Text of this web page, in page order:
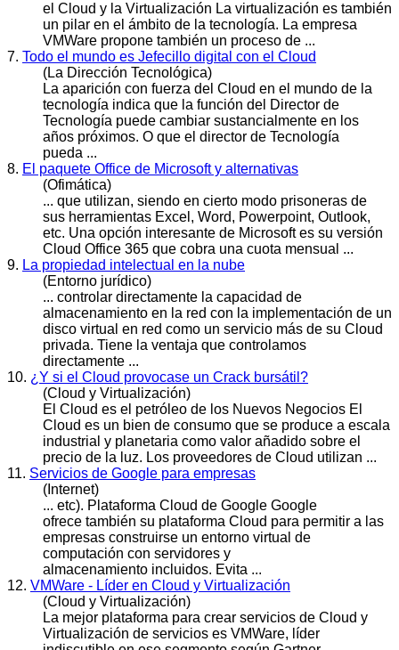
el Cloud y la Virtualización La virtualización es también
un pilar en el ámbito de la tecnología. La empresa
VMWare propone también un proceso de ...
7. Todo el mundo es Jefecillo digital con el Cloud
(La Dirección Tecnológica)
La aparición con fuerza del Cloud en el mundo de la
tecnología indica que la función del Director de
Tecnología puede cambiar sustancialmente en los
años próximos. O que el director de Tecnología
pueda ...
8. El paquete Office de Microsoft y alternativas
(Ofimática)
... que utilizan, siendo en cierto modo prisoneras de
sus herramientas Excel, Word, Powerpoint, Outlook,
etc. Una opción interesante de Microsoft es su versión
Cloud Office 365 que cobra una cuota mensual ...
9. La propiedad intelectual en la nube
(Entorno jurídico)
... controlar directamente la capacidad de
almacenamiento en la red con la implementación de un
disco virtual en red como un servicio más de su Cloud
privada. Tiene la ventaja que controlamos
directamente ...
10. ¿Y si el Cloud provocase un Crack bursátil?
(Cloud y Virtualización)
El Cloud es el petróleo de los Nuevos Negocios El
Cloud es un bien de consumo que se produce a escala
industrial y planetaria como valor añadido sobre el
precio de la luz. Los proveedores de Cloud utilizan ...
11. Servicios de Google para empresas
(Internet)
... etc). Plataforma Cloud de Google Google
ofrece también su plataforma Cloud para permitir a las
empresas construirse un entorno virtual de
computación con servidores y
almacenamiento incluidos. Evita ...
12. VMWare - Líder en Cloud y Virtualización
(Cloud y Virtualización)
La mejor plataforma para crear servicios de Cloud y
Virtualización de servicios es VMWare, líder